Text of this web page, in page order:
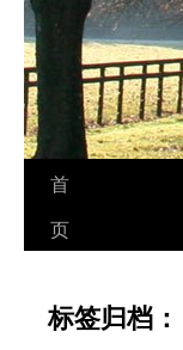
跳
至
文
首
页
标签归档：